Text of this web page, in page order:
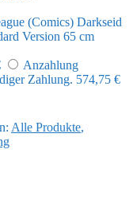
(Comics) Darkseid
Version 65 cm
Anzahlung
Zahlung. 574,75 €
Alle Produkte,